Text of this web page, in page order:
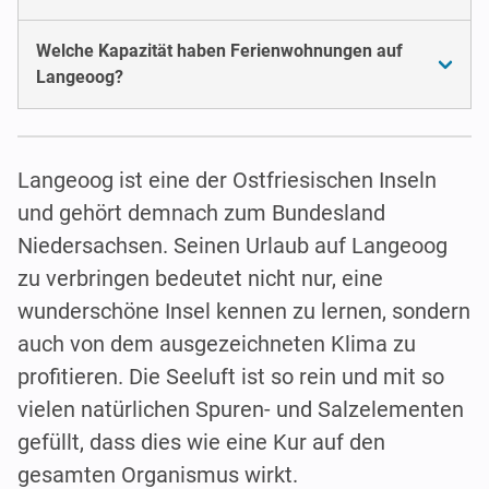
Welche Kapazität haben Ferienwohnungen auf
Langeoog?
Langeoog ist eine der Ostfriesischen Inseln
und gehört demnach zum Bundesland
Niedersachsen. Seinen Urlaub auf Langeoog
zu verbringen bedeutet nicht nur, eine
wunderschöne Insel kennen zu lernen, sondern
auch von dem ausgezeichneten Klima zu
profitieren. Die Seeluft ist so rein und mit so
vielen natürlichen Spuren- und Salzelementen
gefüllt, dass dies wie eine Kur auf den
gesamten Organismus wirkt.